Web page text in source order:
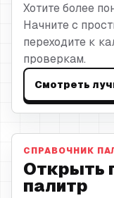
Хотите более
Начните с
переходите к
проверкам.
Смотреть
СПРАВОЧНИК
Открыть
палитр